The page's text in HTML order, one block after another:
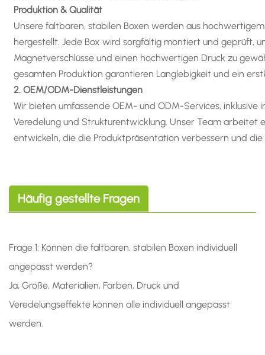
Produktion & Qualität
Unsere faltbaren, stabilen Boxen werden aus
hergestellt. Jede Box wird sorgfältig montiert und geprüft,
Magnetverschlüsse und einen hochwertigen Druck zu
gesamten Produktion garantieren Langlebigkeit und ein
2. OEM/ODM-Dienstleistungen
Wir bieten umfassende OEM- und ODM-Services, inklusive
Veredelung und Strukturentwicklung. Unser Team arbeitet
entwickeln, die die Produktpräsentation verbessern und
Häufig gestellte Fragen
Frage 1: Können die faltbaren, stabilen Boxen individuell
angepasst werden?
Ja, Größe, Materialien, Farben, Druck und
Veredelungseffekte können alle individuell angepasst
werden.